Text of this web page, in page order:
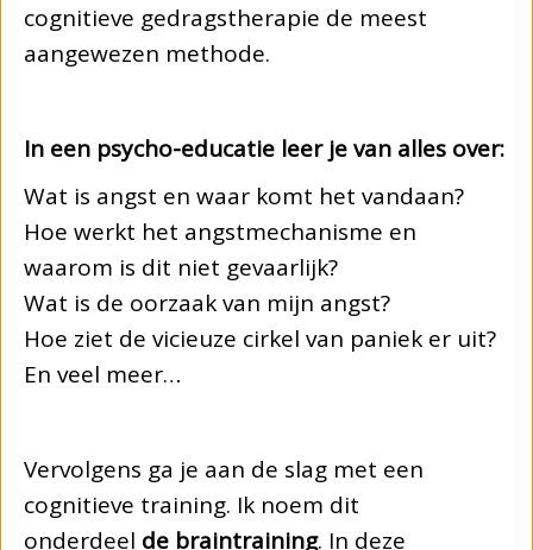
cognitieve gedragstherapie de meest
aangewezen methode.
In een psycho-educatie leer je van alles over:
Wat is angst en waar komt het vandaan?
Hoe werkt het angstmechanisme en
waarom is dit niet gevaarlijk?
Wat is de oorzaak van mijn angst?
Hoe ziet de vicieuze cirkel van paniek er uit?
En veel meer…
Vervolgens ga je aan de slag met een
cognitieve training. Ik noem dit
onderdeel de braintraining. In deze